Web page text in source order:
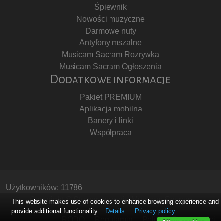
Śpiewnik
Nowości muzyczne
Darmowe nuty
Antyfony mszalne
Musicam Sacram Rozrywka
Musicam Sacram Ogłoszenia
Dodatkowe informacje
Pakiet PREMIUM
Aplikacja mobilna
Banery i linki
Współpraca
Użytkowników: 11786
Copyright © Stowarzyszenie Musicam Sacram
Polityka Prywatności
This website makes use of cookies to enhance browsing experience and
provide additional functionality.
Details
Privacy policy